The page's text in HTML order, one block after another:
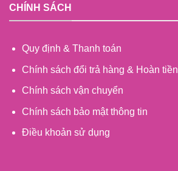
CHÍNH SÁCH
Quy định & Thanh toán
Chính sách đổi trả hàng & Hoàn tiền
Chính sách vận chuyển
Chính sách bảo mật thông tin
Điều khoản sử dụng